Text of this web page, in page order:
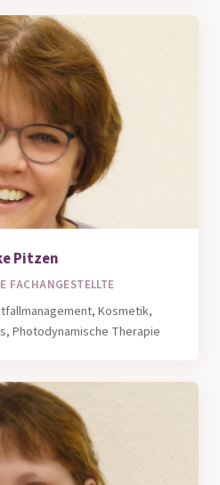
Pitzen
FACHANGESTELLTE
Kosmetik,
Photodynamische Therapie